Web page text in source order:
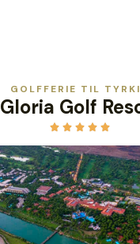
GOLFFERIE TIL
Gloria Golf
    